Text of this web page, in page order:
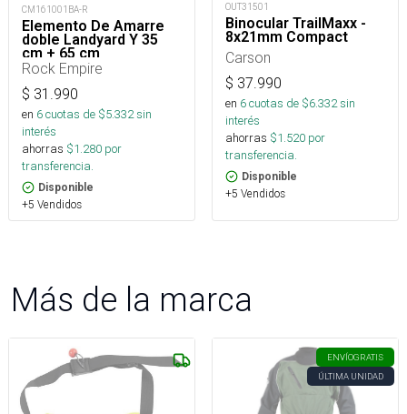
CM161001BA-R
Elemento De Amarre
doble Landyard Y 35
cm + 65 cm
Rock Empire
$ 31.990
en 6cuotas de $5.332sin
interés
ahorras $1.280 por
transferencia.
Disponible
+5 Vendidos
OUT31501
Binocular TrailMaxx -
8x21mm Compact
Carson
$ 37.990
en 6cuotas de $6.332sin
interés
ahorras $1.520 por
transferencia.
Disponible
+5 Vendidos
Más de la marca
ENVÍOGRATIS
ÚLTIMA UNIDAD